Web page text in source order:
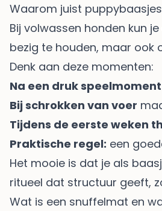
Waarom juist
Bij volwassen honden kun
bezig te houden, maar ook
Denk aan deze momenten:
Na een druk speelmoment
Bij schrokken van voer
Tijdens de eerste weken
Praktische regel: een
Het mooie is dat je als
ritueel dat structuur geeft,
Wat is een snuffelmat en